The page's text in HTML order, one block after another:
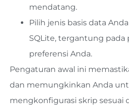
mendatang.
Pilih jenis basis data
SQLite, tergantung pada
preferensi Anda.
Pengaturan awal ini
dan memungkinkan Anda
mengkonfigurasi skrip sesuai